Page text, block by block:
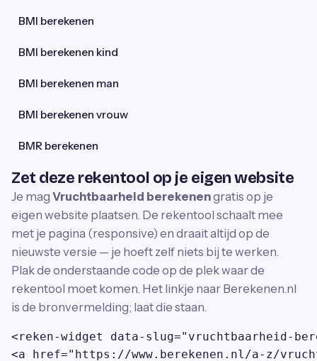
BMI berekenen
BMI berekenen kind
BMI berekenen man
BMI berekenen vrouw
BMR berekenen
Zet deze rekentool op je eigen website
Je mag Vruchtbaarheid berekenengratis op je
eigen website plaatsen. De rekentool schaalt mee
met je pagina (responsive) en draait altijd op de
nieuwste versie — je hoeft zelf niets bij te werken.
Plak de onderstaande code op de plek waar de
rekentool moet komen. Het linkje naar Berekenen.nl
is de bronvermelding; laat die staan.
<reken-widget data-slug="vruchtbaarheid-
<a href="https://www.berekenen.nl/a-z/